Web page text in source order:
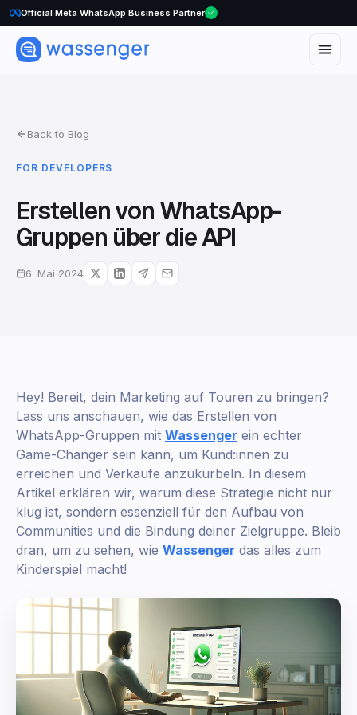
Official Meta WhatsApp Business Partner
Back to Blog
FOR DEVELOPERS
Erstellen von WhatsApp-
Gruppen über die API
6. Mai 2024
Hey! Bereit, dein Marketing auf Touren zu bringen?
Lass uns anschauen, wie das Erstellen von
WhatsApp-Gruppen mit Wassenger ein echter
Game-Changer sein kann, um Kund:innen zu
erreichen und Verkäufe anzukurbeln. In diesem
Artikel erklären wir, warum diese Strategie nicht nur
klug ist, sondern essenziell für den Aufbau von
Communities und die Bindung deiner Zielgruppe. Bleib
dran, um zu sehen, wie Wassenger das alles zum
Kinderspiel macht!